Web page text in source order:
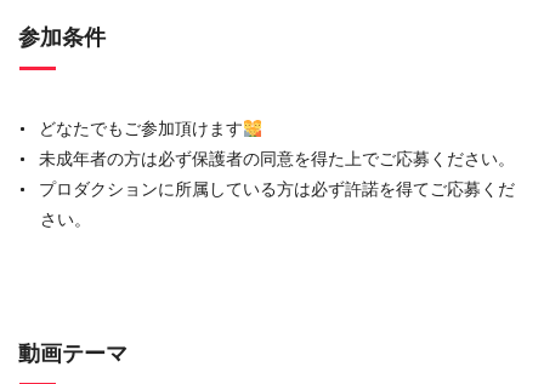
参加条件
どなたでもご参加頂けます
未成年者の方は必ず保護者の同意を得た上でご応募ください。
プロダクションに所属している方は必ず許諾を得てご応募くだ
さい。
動画テーマ